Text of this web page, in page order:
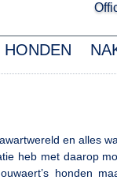
HONDEN
en alles
heb met daarop
honden